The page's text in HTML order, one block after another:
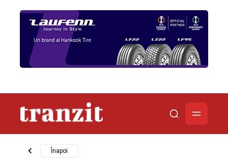
Înapoi